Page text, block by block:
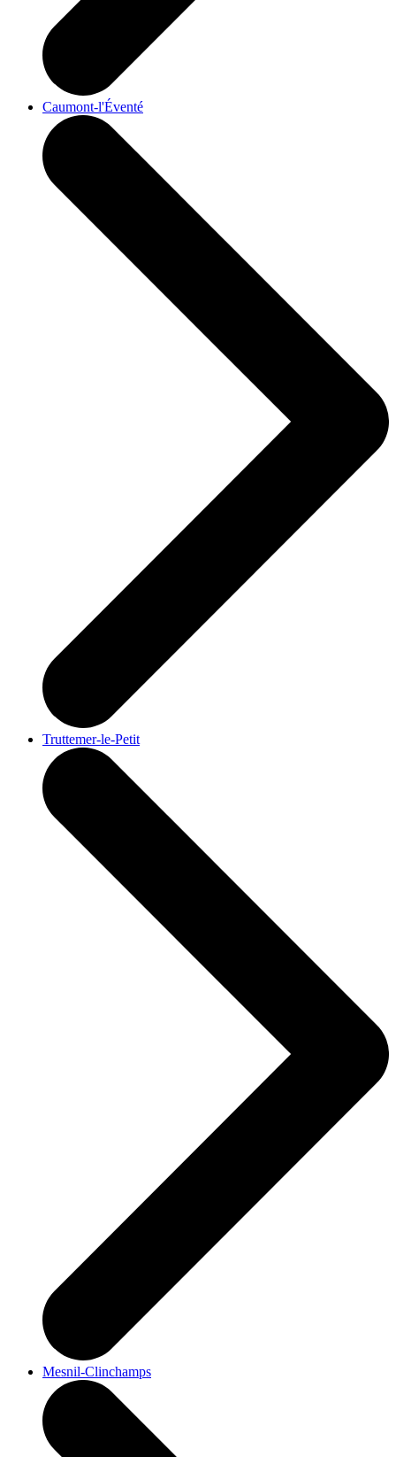
Caumont-l'Éventé
Truttemer-le-Petit
Mesnil-Clinchamps